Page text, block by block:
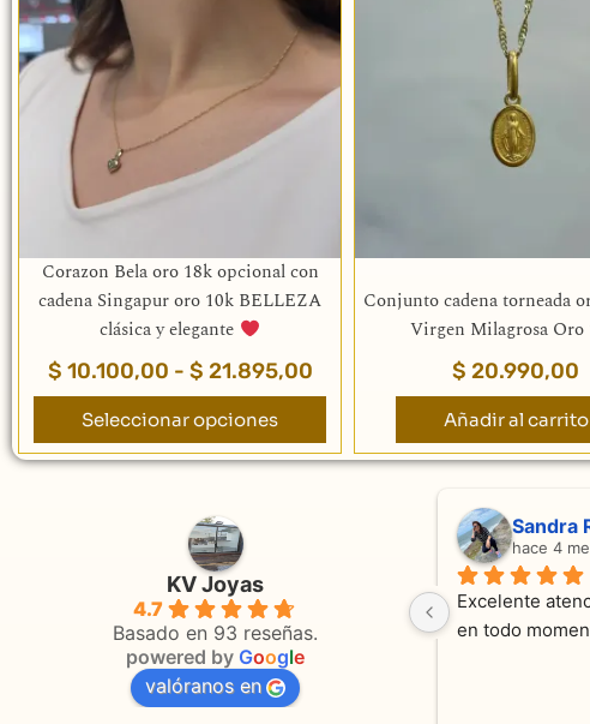
Corazon Bela oro 18k opcional con
cadena Singapur oro 10k BELLEZA
clásica y elegante
$ 10.100,00 - $ 21.895,00
desde
$ 10.100,00
hasta
$ 21.895,00
Seleccionar opciones
variantes.
Las
opciones
pueden
la
página
de
Conjunto cadena torneada
Virgen Milagrosa Oro
$ 20.990,00
Añadir al carrito
KV Joyas
4.7
Basado en 93 reseñas.
powered by Google
valóranos en
Adriana Ghisoli
hace 3 meses
Muy buena atención, con amabilidad y
orientaciones convenientes
Sandra
hace 4
Excelente
en todo